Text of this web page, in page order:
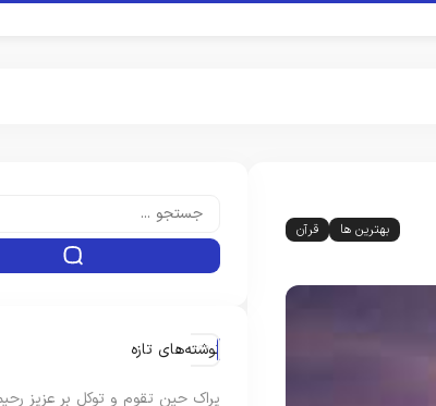
بهترین ها قرآن
نوشته‌های تازه
یراک حین تقوم و توکل بر عزیز